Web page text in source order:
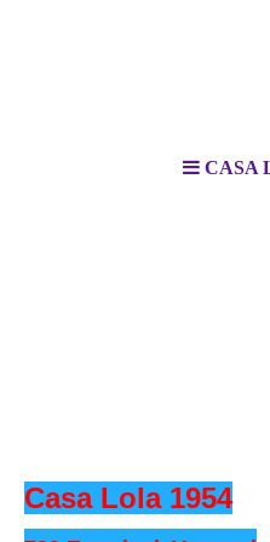
CASA
Casa Lola 1954